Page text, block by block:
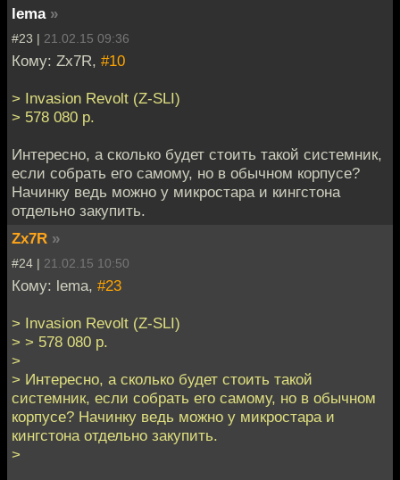
lema »
#23 | 21.02.15 09:36
Кому: Zx7R, #10
> Invasion Revolt (Z-SLI)
> 578 080 р.
Интересно, а сколько будет стоить такой системник,
если собрать его самому, но в обычном корпусе?
Начинку ведь можно у микростара и кингстона
отдельно закупить.
Zx7R »
#24 | 21.02.15 10:50
Кому: lema, #23
> Invasion Revolt (Z-SLI)
> > 578 080 р.
>
> Интересно, а сколько будет стоить такой
системник, если собрать его самому, но в обычном
корпусе? Начинку ведь можно у микростара и
кингстона отдельно закупить.
>